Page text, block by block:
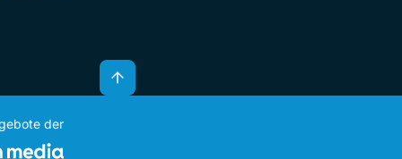
der